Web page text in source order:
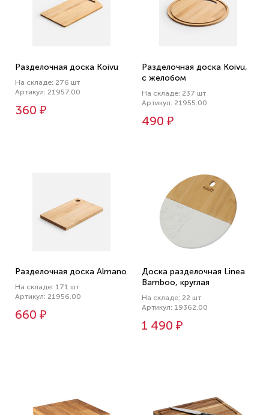
Разделочная доска Koivu
На складе: 276 шт
Артикул: 21957.00
360 ₽
Разделочная доска Koivu,
с желобом
На складе: 237 шт
Артикул: 21955.00
490 ₽
Разделочная доска Almano
На складе: 171 шт
Артикул: 21956.00
660 ₽
Доска разделочная Linea
Bamboo, круглая
На складе: 22 шт
Артикул: 19362.00
1 490 ₽